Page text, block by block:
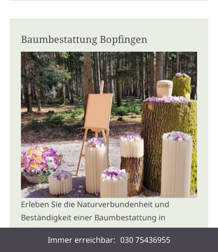
Baumbestattung Bopfingen
Erleben Sie die Naturverbundenheit und
Beständigkeit einer Baumbestattung in
Bopfingen und Umgebung. Individuelle
Erinnerung in idyllischer Waldlandschaft.
Immer erreichbar: 030 75436955